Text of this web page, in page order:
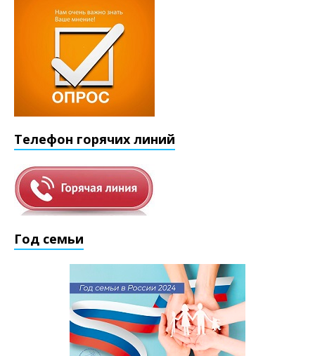
Телефон горячих линий
Год семьи